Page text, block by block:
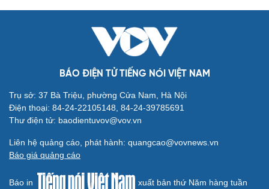
BÁO ĐIỆN TỬ TIẾNG NÓI VIỆT NAM
Trụ sở: 37 Bà Triệu, phường Cửa Nam, Hà Nội
Điện thoại: 84-24-22105148, 84-24-39785691
Thư điện tử: baodientuvov@vov.vn
Liên hệ quảng cáo, phát hành: quangcao@vovnews.vn
Báo giá quảng cáo
Báo in xuất bản thứ Năm hàng tuần